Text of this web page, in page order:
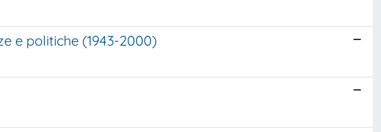
e politiche (1943-2000)